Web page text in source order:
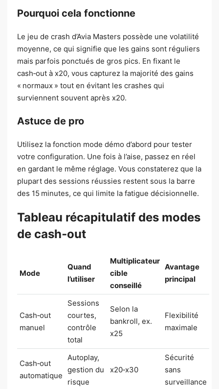
Pourquoi cela fonctionne
Le jeu de crash d’Avia Masters possède une volatilité
moyenne, ce qui signifie que les gains sont réguliers
mais parfois ponctués de gros pics. En fixant le
cash‑out à x20, vous capturez la majorité des gains
« normaux » tout en évitant les crashes qui
surviennent souvent après x20.
Astuce de pro
Utilisez la fonction mode démo d’abord pour tester
votre configuration. Une fois à l’aise, passez en réel
en gardant le même réglage. Vous constaterez que la
plupart des sessions réussies restent sous la barre
des 15 minutes, ce qui limite la fatigue décisionnelle.
Tableau récapitulatif des modes
de cash‑out
Mode
Quand
l’utiliser
Multiplicateur
cible
conseillé
Avantage
principal
Cash‑out
manuel
Sessions
courtes,
contrôle
total
Selon la
bankroll, ex.
x25
Flexibilité
maximale
Cash‑out
automatique
Autoplay,
gestion du
risque
x20‑x30
Sécurité
sans
surveillance